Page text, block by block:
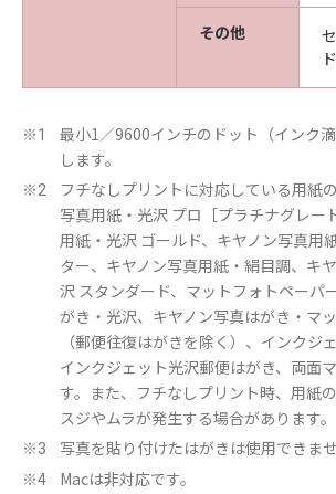
その他
※1
最小1／9600インチのドット（インク
します。
※2
フチなしプリントに対応している用紙
写真用紙・光沢 プロ［プラチナグレー
用紙・光沢 ゴールド、キヤノン写真用
ター、キヤノン写真用紙・絹目調、キ
沢 スタンダード、マットフォトペーパ
がき・光沢、キヤノン写真はがき・マ
（郵便往復はがきを除く）、インクジ
インクジェット光沢郵便はがき、両面
す。また、フチなしプリント時、用紙
スジやムラが発生する場合があります。
※3 写真を貼り付けたはがきは使用できませ
※4 Macは非対応です。